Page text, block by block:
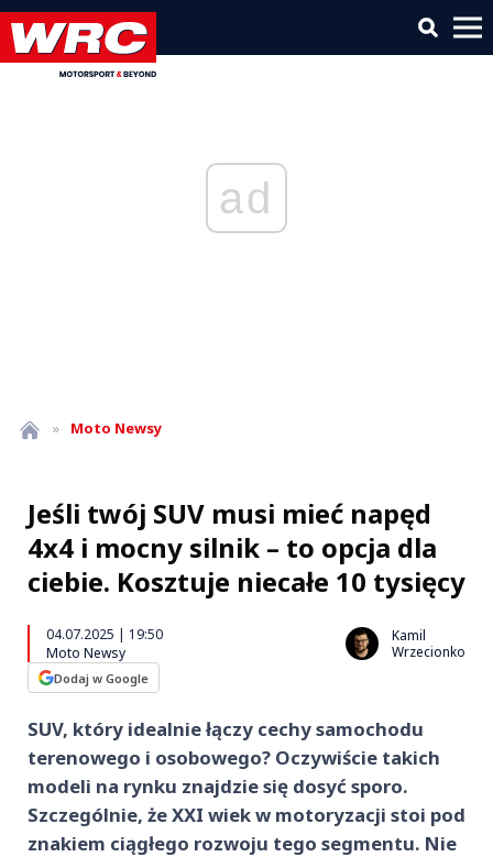
ad
» Moto Newsy
Jeśli twój SUV musi mieć napęd
4x4 i mocny silnik – to opcja dla
ciebie. Kosztuje niecałe 10 tysięcy
04.07.2025 | 19:50
Moto Newsy
Dodaj w Google
Kamil
Wrzecionko
SUV, który idealnie łączy cechy samochodu
terenowego i osobowego? Oczywiście takich
modeli na rynku znajdzie się dosyć sporo.
Szczególnie, że XXI wiek w motoryzacji stoi pod
znakiem ciągłego rozwoju tego segmentu. Nie